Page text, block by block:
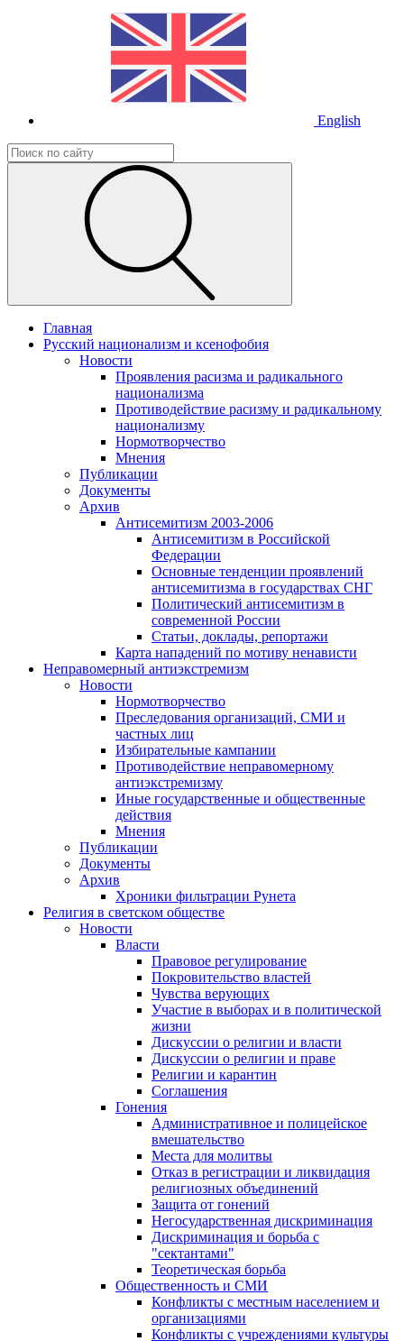
English
Главная
Русский национализм и ксенофобия
Новости
Проявления расизма и радикального
национализма
Противодействие расизму и радикальному
национализму
Нормотворчество
Мнения
Публикации
Документы
Архив
Антисемитизм 2003-2006
Антисемитизм в Российской
Федерации
Основные тенденции проявлений
антисемитизма в государствах СНГ
Политический антисемитизм в
современной России
Статьи, доклады, репортажи
Карта нападений по мотиву ненависти
Неправомерный антиэкстремизм
Новости
Нормотворчество
Преследования организаций, СМИ и
частных лиц
Избирательные кампании
Противодействие неправомерному
антиэкстремизму
Иные государственные и общественные
действия
Мнения
Публикации
Документы
Архив
Хроники фильтрации Рунета
Религия в светском обществе
Новости
Власти
Правовое регулирование
Покровительство властей
Чувства верующих
Участие в выборах и в политической
жизни
Дискуссии о религии и власти
Дискуссии о религии и праве
Религии и карантин
Соглашения
Гонения
Административное и полицейское
вмешательство
Места для молитвы
Отказ в регистрации и ликвидация
религиозных объединений
Защита от гонений
Негосударственная дискриминация
Дискриминация и борьба с
"сектантами"
Теоретическая борьба
Общественность и СМИ
Конфликты с местным населением и
организациями
Конфликты с учреждениями культуры